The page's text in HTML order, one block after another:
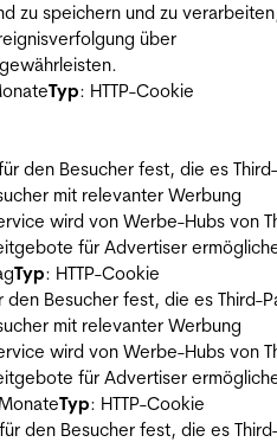
zu speichern und zu
über
Typ: HTTP-Cookie
den Besucher fest, die es
mit relevanter Werbung
wird von Werbe-Hubs von
für Advertiser
Typ: HTTP-Cookie
den Besucher fest, die es Third-
mit relevanter Werbung
wird von Werbe-Hubs von
für Advertiser
Typ: HTTP-Cookie
den Besucher fest, die es